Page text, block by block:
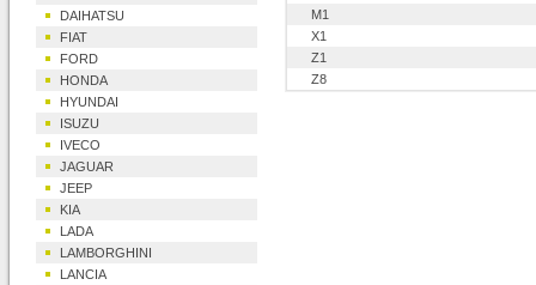
DAIHATSU
FIAT
FORD
HONDA
HYUNDAI
ISUZU
IVECO
JAGUAR
JEEP
KIA
LADA
LAMBORGHINI
LANCIA
M1
X1
Z1
Z8